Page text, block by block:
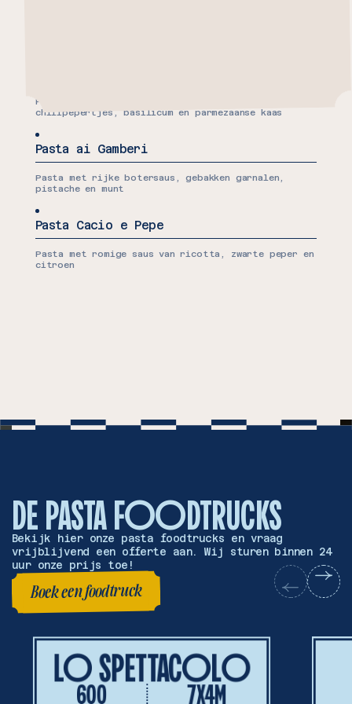
Pasta met gepelde tomaten, knoflook,
chilipepertjes, basilicum en parmezaanse kaas
Pasta ai Gamberi
Pasta met rijke botersaus, gebakken garnalen,
pistache en munt
Pasta Cacio e Pepe
Pasta met romige saus van ricotta, zwarte peper en
citroen
DEPASTA FOODTRUCKS
Bekijk hier onze pasta foodtrucks en vraag
vrijblijvend een offerte aan. Wij sturen binnen 24
uur onze prijs toe!
Boek een foodtruck
Boek een foodtruck
LO SPETTACOLO
600 7X4M